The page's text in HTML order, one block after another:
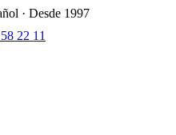
· Desde 1997
22 11